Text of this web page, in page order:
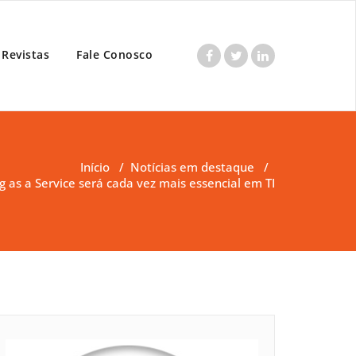
Revistas Fale Conosco
Início / Notícias em destaque /
as a Service será cada vez mais essencial em TI